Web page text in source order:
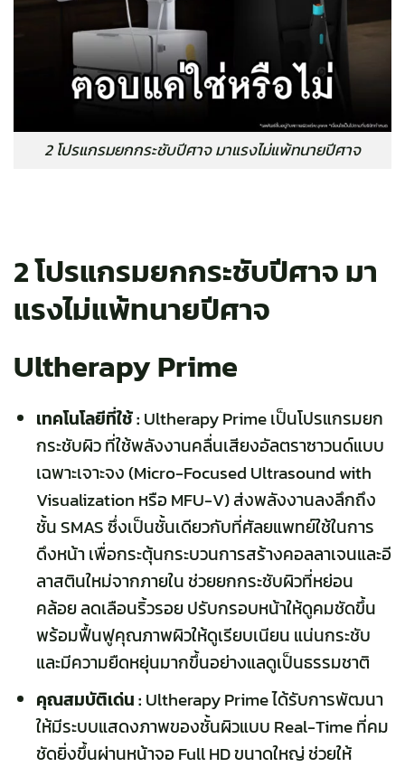
2 โปรแกรมยกกระชับปีศาจ มาแรงไม่แพ้ทนายปีศาจ
2 โปรแกรมยกกระชับปีศาจ มา
แรงไม่แพ้ทนายปีศาจ
Ultherapy Prime
เทคโนโลยีที่ใช้ : Ultherapy Primeเป็นโปรแกรมยก
กระชับผิว ที่ใช้พลังงานคลื่นเสียงอัลตราซาวนด์แบบ
เฉพาะเจาะจง (Micro-Focused Ultrasound with
Visualization หรือ MFU-V) ส่งพลังงานลงลึกถึง
ชั้น SMAS ซึ่งเป็นชั้นเดียวกับที่ศัลยแพทย์ใช้ในการ
ดึงหน้า เพื่อกระตุ้นกระบวนการสร้างคอลลาเจนและอี
ลาสตินใหม่จากภายใน ช่วยยกกระชับผิวที่หย่อน
คล้อย ลดเลือนริ้วรอย ปรับกรอบหน้าให้ดูคมชัดขึ้น
พร้อมฟื้นฟูคุณภาพผิวให้ดูเรียบเนียน แน่นกระชับ
และมีความยืดหยุ่นมากขึ้นอย่างแลดูเป็นธรรมชาติ
คุณสมบัติเด่น : Ultherapy Prime ได้รับการพัฒนา
ให้มีระบบแสดงภาพของชั้นผิวแบบ Real-Time ที่คม
ชัดยิ่งขึ้นผ่านหน้าจอ Full HD ขนาดใหญ่ ช่วยให้